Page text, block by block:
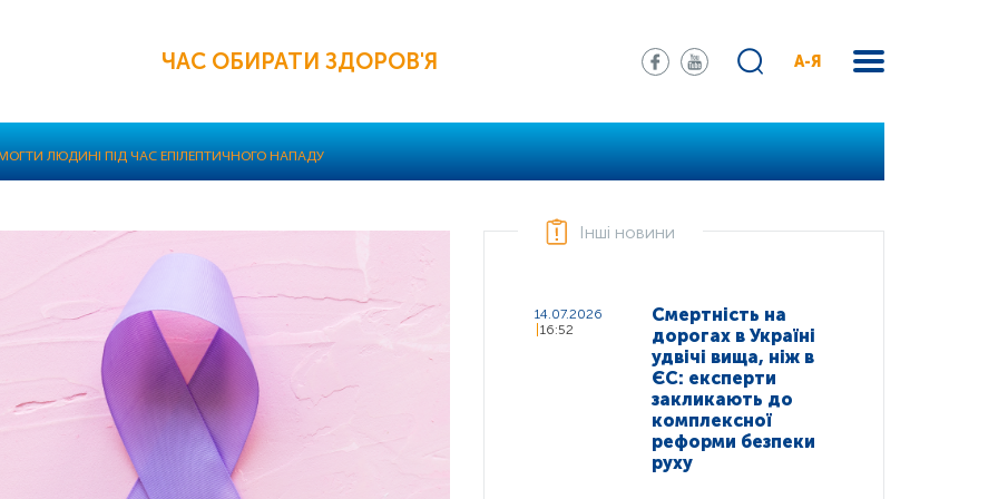
ЧАС ОБИРАТИ ЗДОРОВ'Я А-Я
ЛЮДИНІ ПІД ЧАС ЕПІЛЕПТИЧНОГО НАПАДУ
Інші новини
14.07.2026
16:52
Смертність на
дорогах в Україні
удвічі вища, ніж в
ЄС: експерти
закликають до
комплексної
реформи безпеки
руху